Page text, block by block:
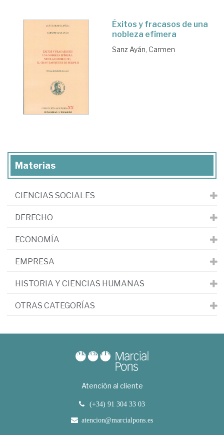
Éxitos y fracasos de una
nobleza efímera
Sanz Ayán, Carmen
Materias
CIENCIAS SOCIALES
DERECHO
ECONOMÍA
EMPRESA
HISTORIA Y CIENCIAS HUMANAS
OTRAS CATEGORÍAS
Atención al cliente
(+34) 91 304 33 03
atencion@marcialpons.es